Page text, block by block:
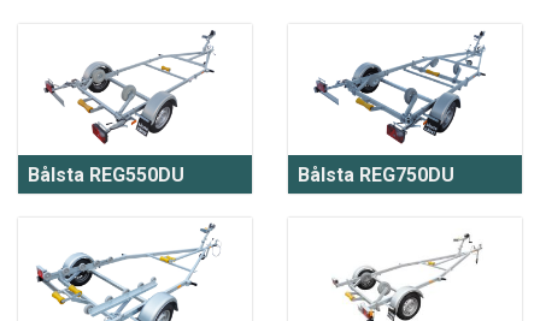
Bålsta REG550DU Bålsta REG750DU